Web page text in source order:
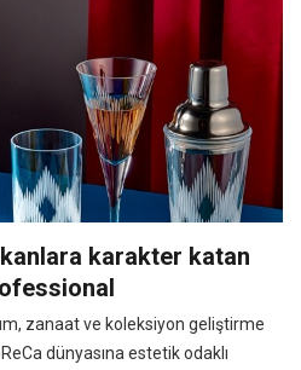
karakter katan
zanaat ve koleksiyon geliştirme
dünyasına estetik odaklı